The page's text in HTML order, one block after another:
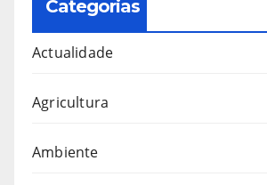
Categorias
Actualidade
Agricultura
Ambiente